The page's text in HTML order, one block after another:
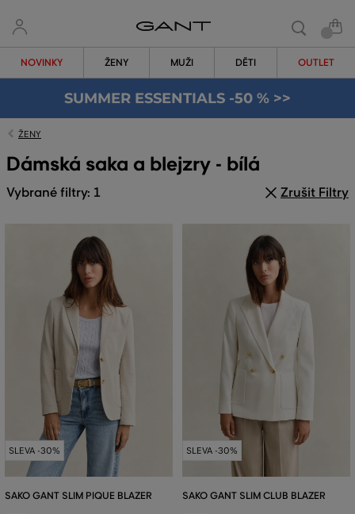
NOVINKY ŽENY MUŽI DĚTI OUTLET
SUMMER ESSENTIALS -50 % >>
ŽENY
Dámská saka a blejzry - bílá
Vybrané filtry: 1 Zrušit Filtry
SLEVA -30%
SAKO GANT SLIM PIQUE BLAZER
SLEVA -30%
SAKO GANT SLIM CLUB BLAZER